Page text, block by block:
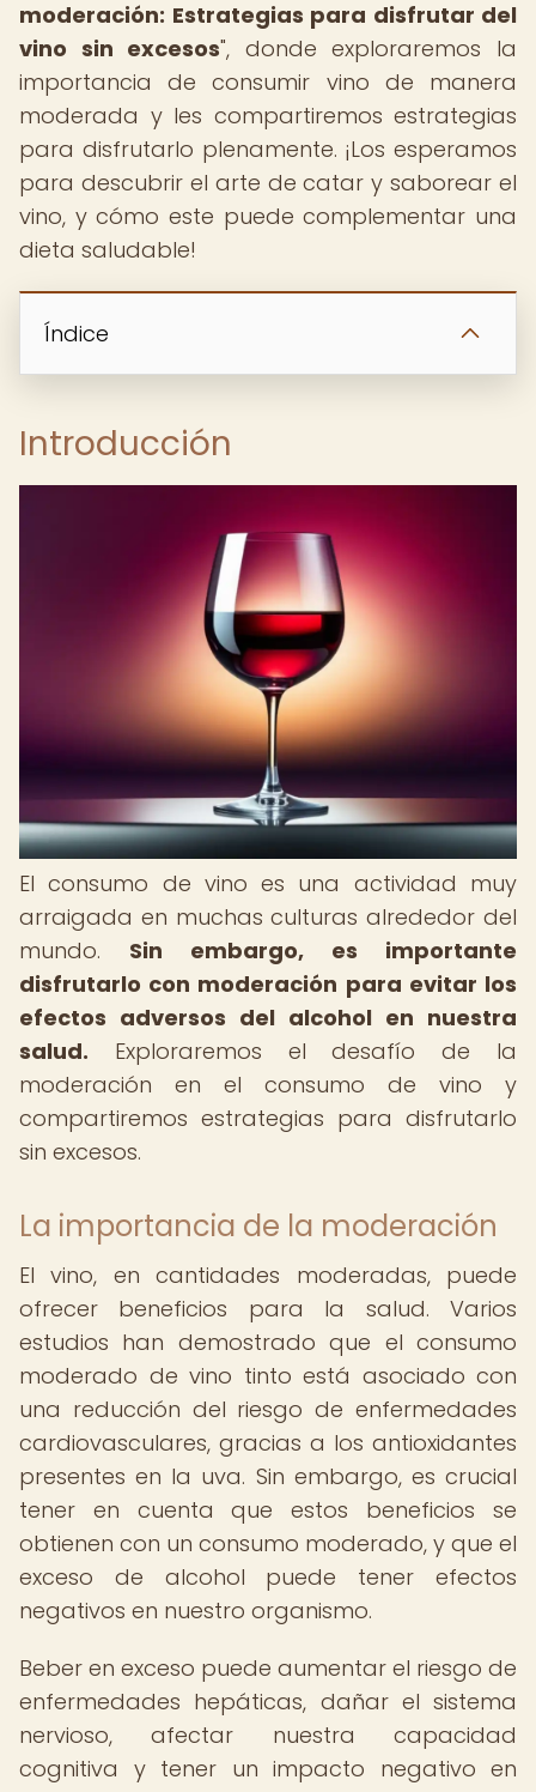
moderación: Estrategias para disfrutar del
vino sin excesos", donde exploraremos la
importancia de consumir vino de manera
moderada y les compartiremos estrategias
para disfrutarlo plenamente. ¡Los esperamos
para descubrir el arte de catar y saborear el
vino, y cómo este puede complementar una
dieta saludable!
Índice
Introducción
El consumo de vino es una actividad muy
arraigada en muchas culturas alrededor del
mundo. Sin embargo, es importante
disfrutarlo con moderación para evitar los
efectos adversos del alcohol en nuestra
salud. Exploraremos el desafío de la
moderación en el consumo de vino y
compartiremos estrategias para disfrutarlo
sin excesos.
La importancia de la moderación
El vino, en cantidades moderadas, puede
ofrecer beneficios para la salud. Varios
estudios han demostrado que el consumo
moderado de vino tinto está asociado con
una reducción del riesgo de enfermedades
cardiovasculares, gracias a los antioxidantes
presentes en la uva. Sin embargo, es crucial
tener en cuenta que estos beneficios se
obtienen con un consumo moderado, y que el
exceso de alcohol puede tener efectos
negativos en nuestro organismo.
Beber en exceso puede aumentar el riesgo de
enfermedades hepáticas, dañar el sistema
nervioso, afectar nuestra capacidad
cognitiva y tener un impacto negativo en